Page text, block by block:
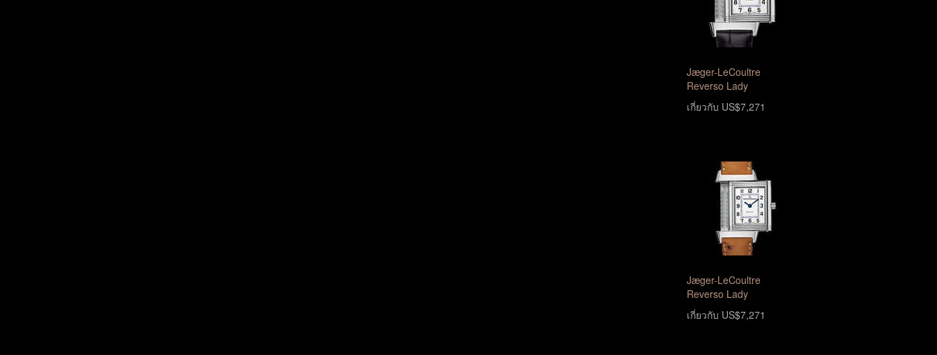
Jæger-LeCoultre
Reverso Lady
เกี่ยวกับ US$7,271
Jæger-LeCoultre
Reverso Lady
เกี่ยวกับ US$7,271